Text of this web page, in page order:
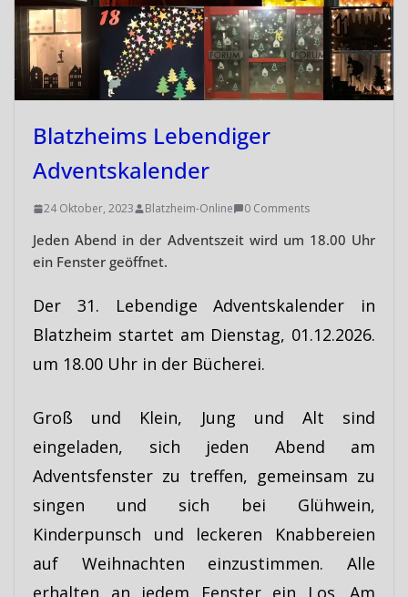
Blatzheims Lebendiger
Adventskalender
24 Oktober, 2023 Blatzheim-Online 0 Comments
Jeden Abend in der Adventszeit wird um 18.00 Uhr
ein Fenster geöffnet.
Der 31. Lebendige Adventskalender in
Blatzheim startet am Dienstag, 01.12.2026.
um 18.00 Uhr in der Bücherei.
Groß und Klein, Jung und Alt sind
eingeladen, sich jeden Abend am
Adventsfenster zu treffen, gemeinsam zu
singen und sich bei Glühwein,
Kinderpunsch und leckeren Knabbereien
auf Weihnachten einzustimmen. Alle